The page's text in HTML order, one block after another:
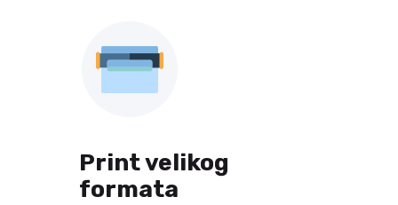
Print velikog
formata